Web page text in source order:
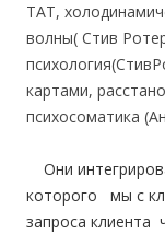
ТАТ,
волны( Стив
картами,
психосоматика
Они
которого мы с
запроса клиента